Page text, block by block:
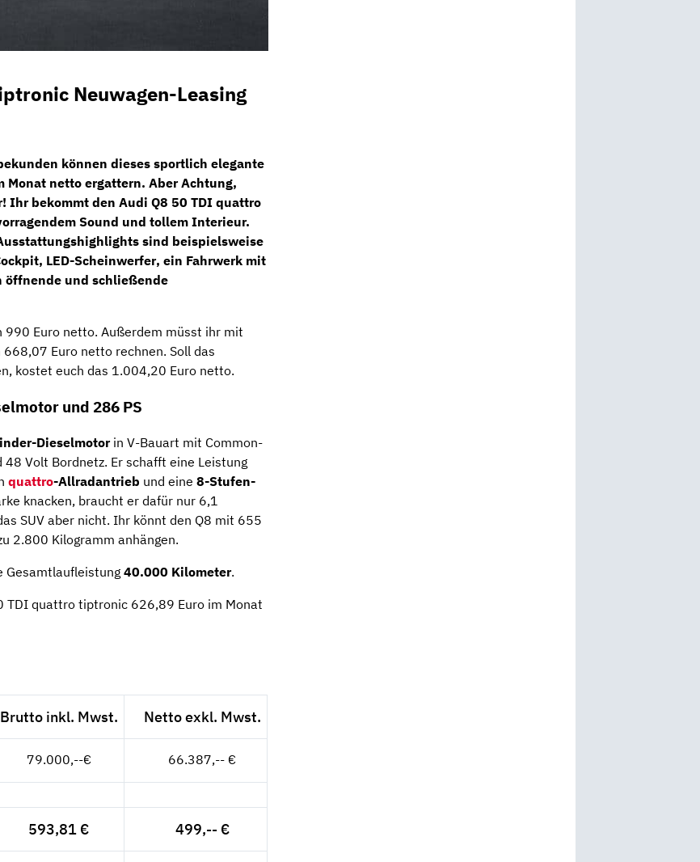
Neuwagen-Leasing
können dieses sportlich elegante
Monat netto ergattern. Aber Achtung,
Ihr bekommt den Audi Q8 50 TDI quattro
Sound und tollem Interieur.
sind beispielsweise
, LED-Scheinwerfer, ein Fahrwerk mit
öffnende und schließende
990 Euro netto. Außerdem müsst ihr mit
Euro netto rechnen. Soll das
kostet euch das 1.004,20 Euro netto.
und 286 PS
Dieselmotorin V-Bauart mit Common-
Volt Bordnetz. Er schafft eine Leistung
quattro-Allradantrieb und eine 8-Stufen-
knacken, braucht er dafür nur 6,1
SUV aber nicht. Ihr könnt den Q8 mit 655
2.800 Kilogramm anhängen.
Gesamtlaufleistung 40.000 Kilometer.
TDI quattro tiptronic 626,89 Euro im Monat
Brutto inkl. Mwst. Netto exkl. Mwst.
79.000,--€ 66.387,-- €
593,81 € 499,-- €